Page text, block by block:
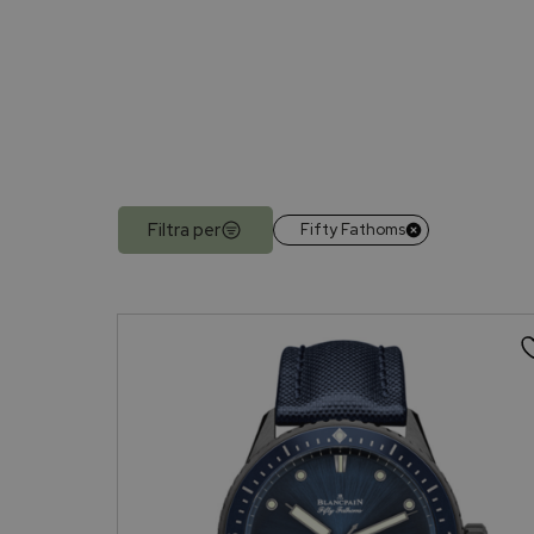
Filtra per Fifty Fathoms